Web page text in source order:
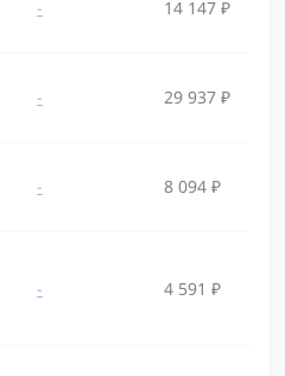
- 14 147 ₽
- 29 937 ₽
- 8 094 ₽
- 4 591 ₽